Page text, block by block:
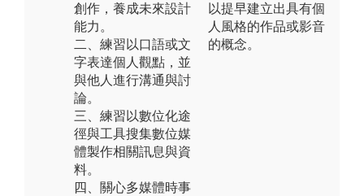
創作，養成未來設計
能力。
二、練習以口語或文
字表達個人觀點，並
與他人進行溝通與討
論。
三、練習以數位化途
徑與工具搜集數位媒
體製作相關訊息與資
料。
四、關心多媒體時事
以提早建立出具有個
人風格的作品或影音
的概念。